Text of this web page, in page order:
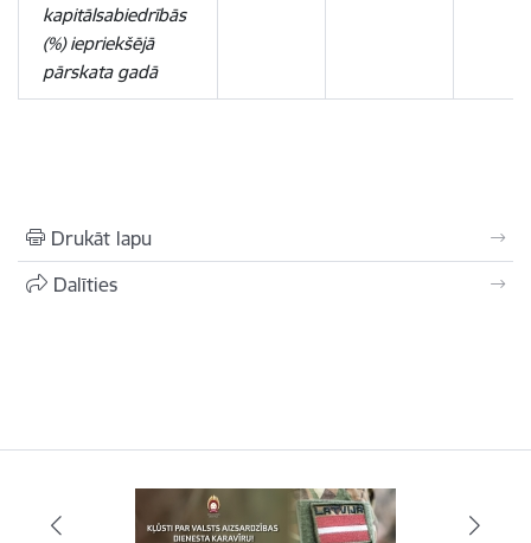
kapitālsabiedrībās
(%) iepriekšējā
pārskata gadā
Drukāt lapu
Dalīties